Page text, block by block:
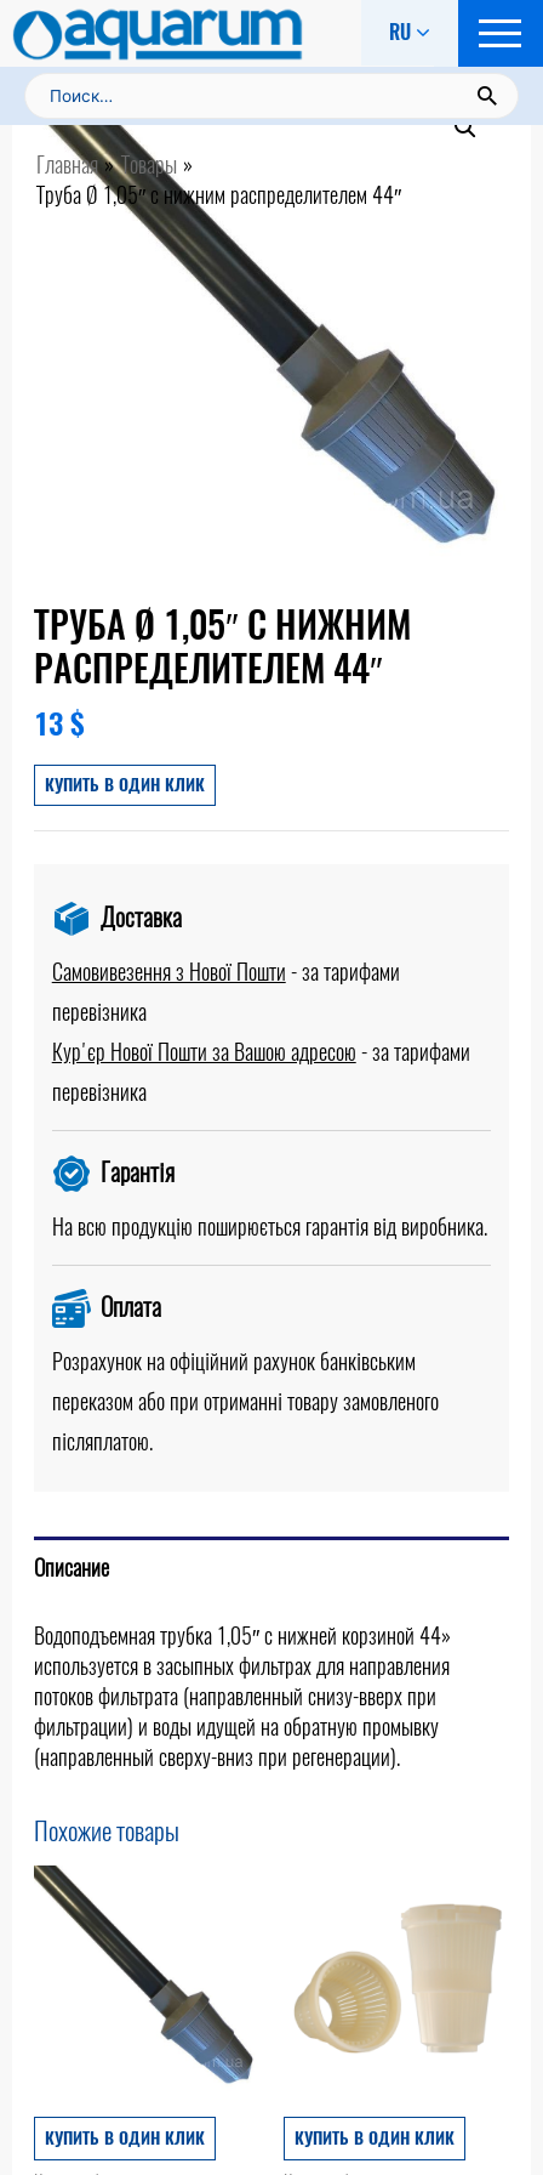
RU
Найти:
Главная
Товары
Труба Ø 1,05″ с нижним распределителем 44″
ТРУБА Ø 1,05″ С НИЖНИМ
РАСПРЕДЕЛИТЕЛЕМ 44″
13$
КУПИТЬ В ОДИН КЛИК
Доставка
Самовивезення з Нової Пошти -за тарифами
перевізника
Кур'єр Нової Пошти за Вашою адресою -за тарифами
перевізника
Гарантія
На всю продукцію поширюється гарантія від виробника.
Оплата
Розрахунок на офіційний рахунок банківським
переказом або при отриманні товару замовленого
післяплатою.
Описание
Водоподъемная трубка 1,05″ с нижней корзиной 44»
используется в засыпных фильтрах для направления
потоков фильтрата (направленный снизу-вверх при
фильтрации) и воды идущей на обратную промывку
(направленный сверху-вниз при регенерации).
Похожие товары
КУПИТЬ В ОДИН КЛИК КУПИТЬ В ОДИН КЛИК